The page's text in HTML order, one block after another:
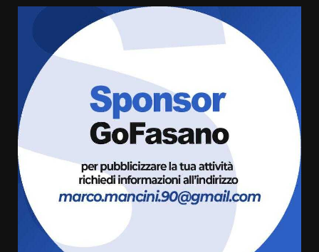
cittadina di Fratelli d’Italia,
pronta a tornare in Consiglio
comunale
6 Agosto 2026 08:00
Cura dei beni comuni e
cittadinanza attiva: online
l’avviso per la gestione
condivisa della Villetta di
Laureto
La magia del Minareto e la prima
assoluta de “L’Albergo
Belvedere. Il rapimento”
6 Agosto 2026 06:15